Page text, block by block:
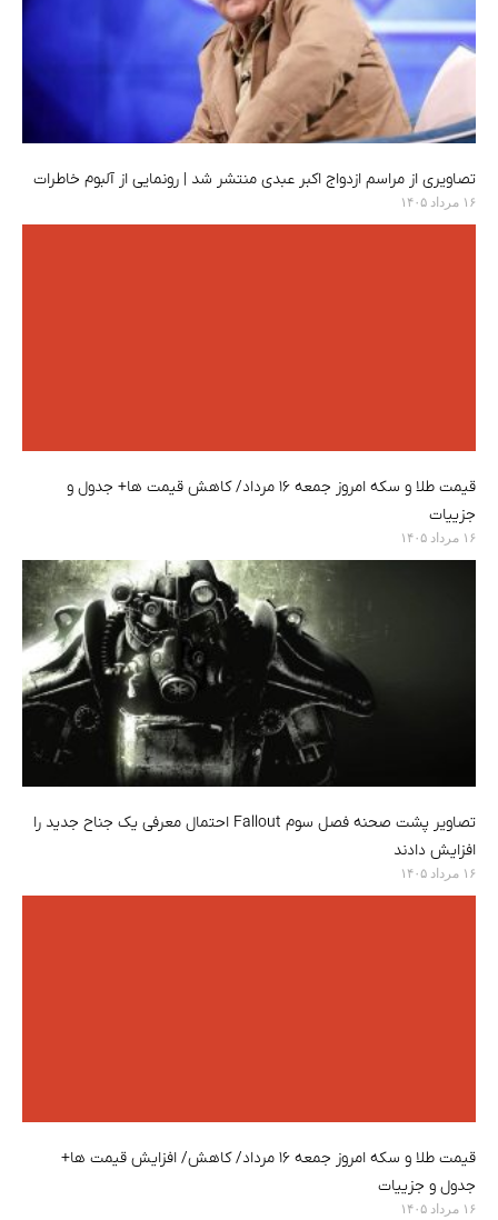
تصاویری از مراسم ازدواج اکبر عبدی منتشر شد | رونمایی از آلبوم خاطرات
۱۶ مرداد ۱۴۰۵
قیمت طلا و سکه امروز جمعه ۱۶ مرداد/ کاهش قیمت ها+ جدول و
جزییات
۱۶ مرداد ۱۴۰۵
تصاویر پشت صحنه فصل سوم Fallout احتمال معرفی یک جناح جدید را
افزایش دادند
۱۶ مرداد ۱۴۰۵
قیمت طلا و سکه امروز جمعه ۱۶ مرداد/ کاهش/ افزایش قیمت ها+
جدول و جزییات
۱۶ مرداد ۱۴۰۵